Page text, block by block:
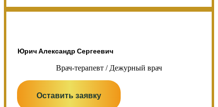
Юрич Александр Сергеевич
Врач-терапевт / Дежурный врач
Оставить заявку